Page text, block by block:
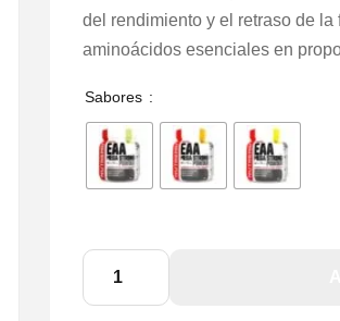
del rendimiento y el retraso de
aminoácidos esenciales en
Sabores